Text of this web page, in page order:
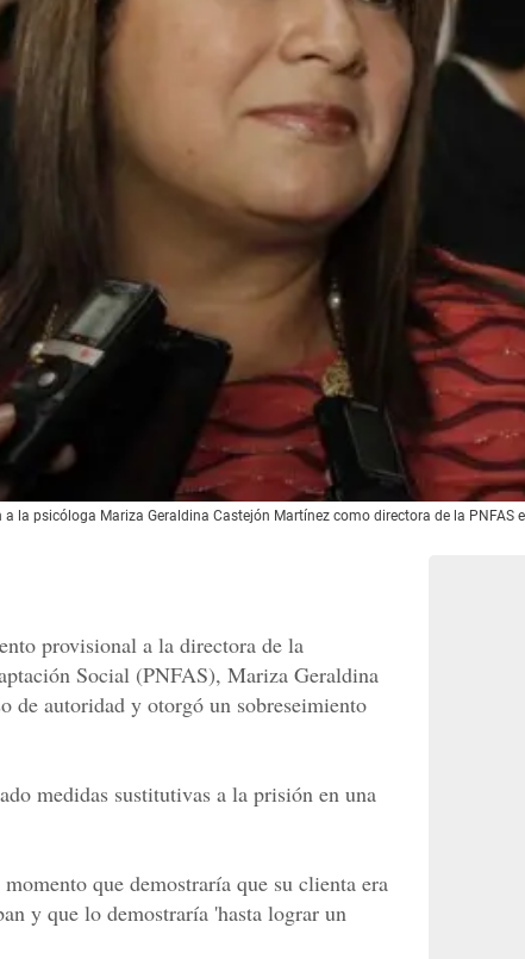
la psicóloga Mariza Geraldina Castejón Martínez como directora de la PNFAS
provisional a la directora de la
Social (PNFAS), Mariza Geraldina
de autoridad y otorgó un sobreseimiento
medidas sustitutivas a la prisión en una
que demostraría que su clienta era
y que lo demostraría 'hasta lograr un